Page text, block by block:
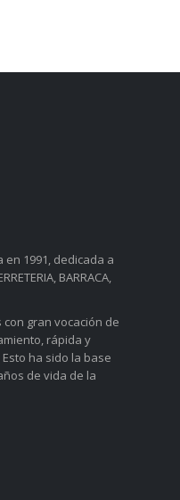
1991, dedicada a
BARRACA,
gran vocación de
rápida y
ha sido la base
de vida de la